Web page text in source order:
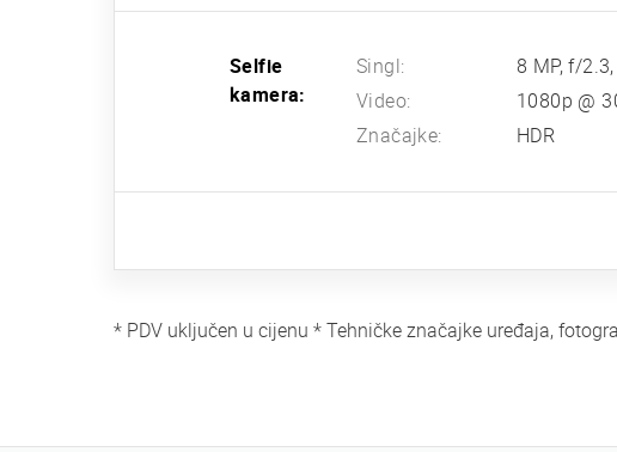
Selfie
kamera:
Singl:
8 MP, f/
Video:
1080p @
Značajke:
HDR
* PDV uključen u cijenu * Tehničke značajke uređaja,